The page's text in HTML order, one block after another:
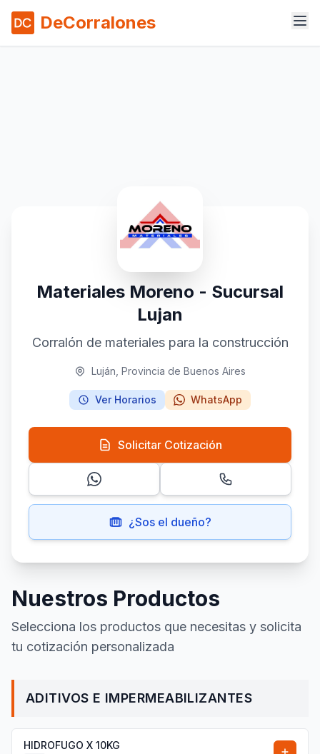
DeCorralones
Materiales Moreno - Sucursal
Lujan
Corralón de materiales para la construcción
Luján, Provincia de Buenos Aires
Ver Horarios WhatsApp
Solicitar Cotización
¿Sos el dueño?
Nuestros Productos
Selecciona los productos que necesitas y solicita
tu cotización personalizada
ADITIVOS E IMPERMEABILIZANTES
HIDROFUGO X 10KG